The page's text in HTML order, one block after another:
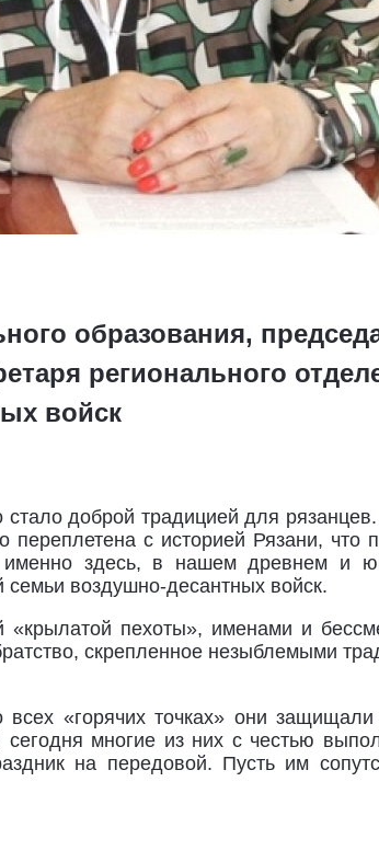
образования,
регионального
войск
доброй традицией для
с историей Рязани, что
здесь, в нашем древнем и
воздушно-десантных войск.
«крылатой пехоты», именами и
скрепленное незыблемыми
«горячих точках» они
многие из них с честью
на передовой. Пусть им